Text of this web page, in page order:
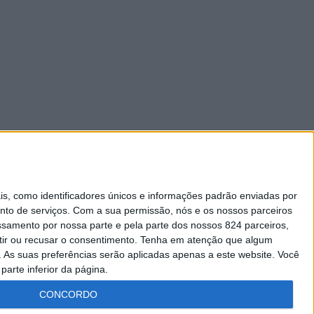
como identificadores únicos e informações padrão enviadas por
de serviços. Com a sua permissão, nós e os nossos parceiros
por nossa parte e pela parte dos nossos 824 parceiros,
ou recusar o consentimento. Tenha em atenção que algum
suas preferências serão aplicadas apenas a este website. Você
inferior da página.
CONCORDO